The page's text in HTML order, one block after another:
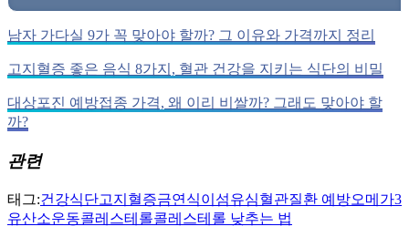
남자 가다실 9가 꼭 맞아야 할까? 그 이유와 가격까지 정리
고지혈증 좋은 음식 8가지, 혈관 건강을 지키는 식단의 비밀
대상포진 예방접종 가격, 왜 이리 비쌀까? 그래도 맞아야 할
까?
관련
태그:건강식단고지혈증금연 식이섬유심혈관질환 예방오메가3
유산소운동콜레스테롤콜레스테롤 낮추는 법